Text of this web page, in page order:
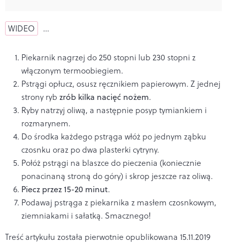
WIDEO …
Piekarnik nagrzej do 250 stopni lub 230 stopni z
włączonym termoobiegiem.
Pstrągi opłucz, osusz ręcznikiem papierowym. Z jednej
strony ryb zrób kilka nacięć nożem.
Ryby natrzyj oliwą, a następnie posyp tymiankiem i
rozmarynem.
Do środka każdego pstrąga włóż po jednym ząbku
czosnku oraz po dwa plasterki cytryny.
Połóż pstrągi na blaszce do pieczenia (koniecznie
ponacinaną stroną do góry) i skrop jeszcze raz oliwą.
Piecz przez 15-20 minut.
Podawaj pstrąga z piekarnika z masłem czosnkowym,
ziemniakami i sałatką. Smacznego!
Treść artykułu została pierwotnie opublikowana 15.11.2019